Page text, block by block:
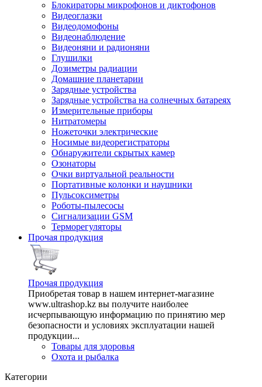
Блокираторы микрофонов и диктофонов
Видеоглазки
Видеодомофоны
Видеонаблюдение
Видеоняни и радионяни
Глушилки
Дозиметры радиации
Домашние планетарии
Зарядные устройства
Зарядные устройства на солнечных батареях
Измерительные приборы
Нитратомеры
Ножеточки электрические
Носимые видеорегистраторы
Обнаружители скрытых камер
Озонаторы
Очки виртуальной реальности
Портативные колонки и наушники
Пульсоксиметры
Роботы-пылесосы
Сигнализации GSM
Терморегуляторы
Прочая продукция
Прочая продукция
Приобретая товар в нашем интернет-магазине
www.ultrashop.kz вы получите наиболее
исчерпывающую информацию по принятию мер
безопасности и условиях эксплуатации нашей
продукции...
Товары для здоровья
Охота и рыбалка
Категории